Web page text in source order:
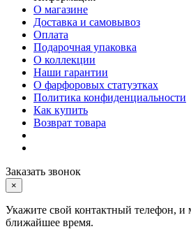
О магазине
Доставка и самовывоз
Оплата
Подарочная упаковка
О коллекции
Наши гарантии
О фарфоровых статуэтках
Политика конфиденциальности
Как купить
Возврат товара
Заказать звонок
×
Укажите свой контактный телефон, и
ближайшее время.